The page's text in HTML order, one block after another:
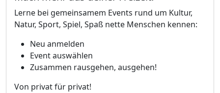
Lerne bei gemeinsamem Events rund um Kultur,
Natur, Sport, Spiel, Spaß nette Menschen kennen:
Neu anmelden
Event auswählen
Zusammen rausgehen, ausgehen!
Von privat für privat!